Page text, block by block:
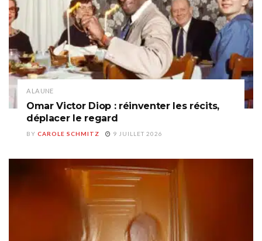
A LA UNE
Omar Victor Diop : réinventer les récits,
déplacer le regard
BY CAROLE SCHMITZ 9 JUILLET 2026